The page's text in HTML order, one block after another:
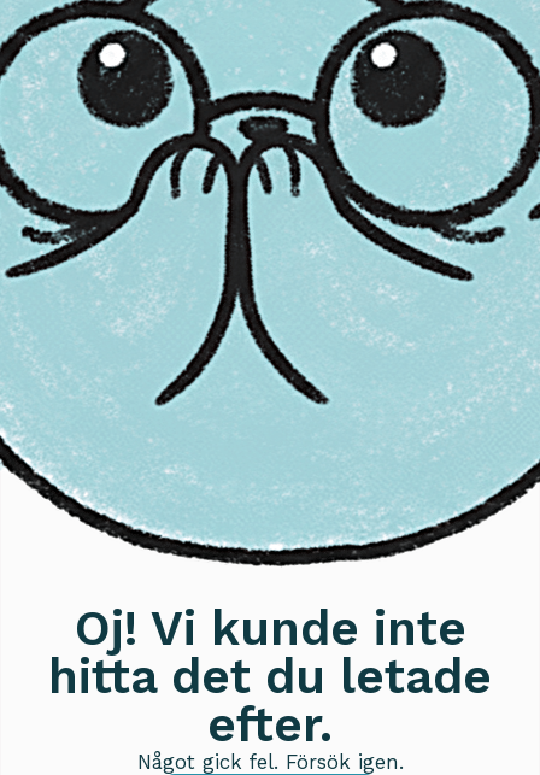
Oj! Vi kunde inte
hitta det du letade
efter.
Något gick fel. Försök igen.